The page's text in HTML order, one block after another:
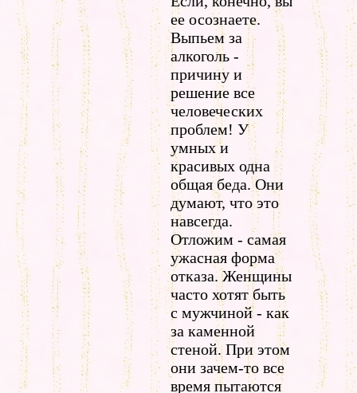
ее осознаете.
Выпьем за
алкоголь -
причину и
решение все
человеческих
проблем! У
умных и
красивых одна
общая беда. Они
думают, что это
навсегда.
Отложим - самая
ужасная форма
отказа. Женщины
часто хотят быть
с мужчиной - как
за каменной
стеной. При этом
они зачем-то все
время пытаются